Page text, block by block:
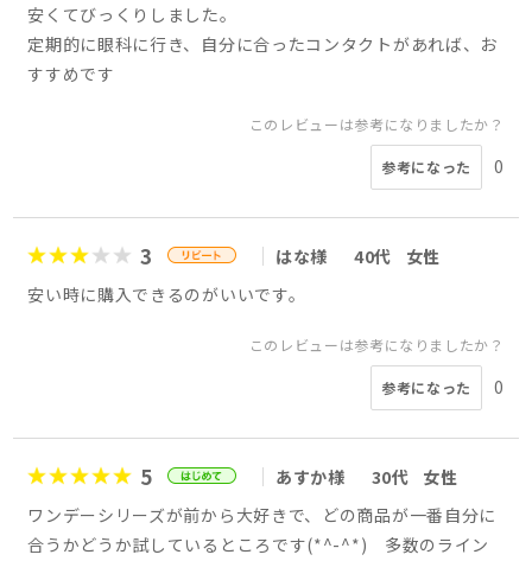
安くてびっくりしました。
定期的に眼科に行き、自分に合ったコンタクトがあれば、お
すすめです
このレビューは参考になりましたか？
参考になった 0
3 はな様 40代
女性
安い時に購入できるのがいいです。
このレビューは参考になりましたか？
参考になった 0
5 あすか様 30代
女性
ワンデーシリーズが前から大好きで、どの商品が一番自分に
合うかどうか試しているところです(*^-^*) 多数のライン